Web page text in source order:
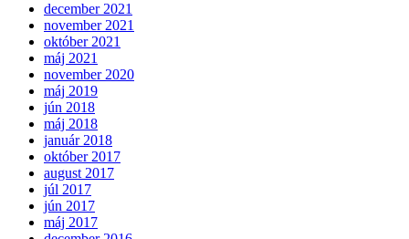
december 2021
november 2021
október 2021
máj 2021
november 2020
máj 2019
jún 2018
máj 2018
január 2018
október 2017
august 2017
júl 2017
jún 2017
máj 2017